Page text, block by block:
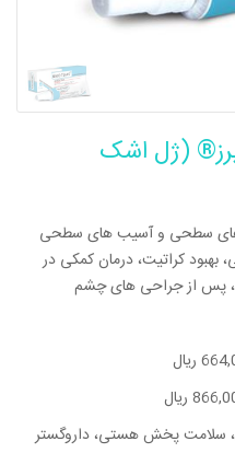
(ژل اشک
های سطحی و آسیب های سطحی
بهبود کراتیت، درمان کمکی در
پس از جراحی های چشم
پخش هستی، داروگستر